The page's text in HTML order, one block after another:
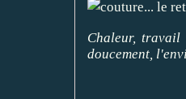
Chaleur,
doucement,